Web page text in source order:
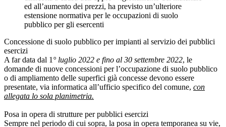
ed all’aumento dei prezzi, ha previsto un’ulteriore
estensione normativa per le occupazioni di suolo
pubblico per gli esercenti
Concessione di suolo pubblico per impianti al servizio dei pubblici
esercizi
A far data dal 1 ° luglio 2022 e fino al 30 settembre 2022, le
domande di nuove concessioni per l’occupazione di suolo pubblico
o di ampliamento delle superfici già concesse devono essere
presentate, via informatica all’ufficio specifico del comune, con
allegata lo sola planimetria.
Posa in opera di strutture per pubblici esercizi
Sempre nel periodo di cui sopra, la posa in opera temporanea su vie,